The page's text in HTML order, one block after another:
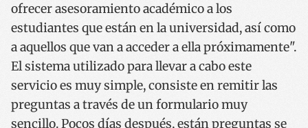
ofrecer asesoramiento académico a los
estudiantes que están en la universidad, así como
a aquellos que van a acceder a ella próximamente".
El sistema utilizado para llevar a cabo este
servicio es muy simple, consiste en remitir las
preguntas a través de un formulario muy
sencillo. Pocos días después, están preguntas se